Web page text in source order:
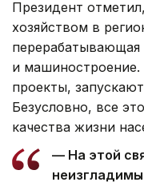
Президент
хозяйством в
и машиностроение.
проекты,
Безусловно, все
качества жизни
— На этой